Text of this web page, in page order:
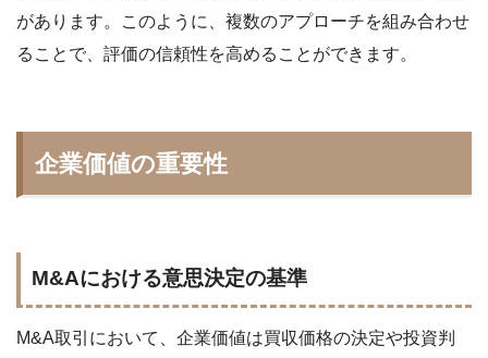
があります。このように、複数のアプローチを組み合わせ
ることで、評価の信頼性を高めることができます。
企業価値の重要性
M&Aにおける意思決定の基準
M&A取引において、企業価値は買収価格の決定や投資判